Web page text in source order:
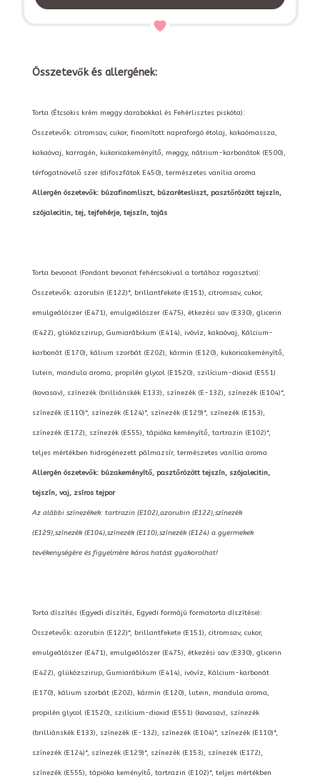
Összetevők és allergének:
Torta (Étcsokis krém meggy darabokkal és Fehérlisztes piskóta):
Összetevők: citromsav, cukor, finomított napraforgó étolaj, kakaómassza,
kakaóvaj, karragén, kukoricakeményítő, meggy, nátrium-karbonátok (E500),
térfogatnövelő szer (difoszfátok E450), természetes vanília aroma
Allergén öszetevők: búzafinomliszt, búzarétesliszt, pasztőrözött tejszín,
szójalecitin, tej, tejfehérje, tejszín, tojás
Torta bevonat (Fondant bevonat fehércsokival a tortához ragasztva):
Összetevők: azorubin (E122)*, brillantfekete (E151), citromsav, cukor,
emulgeálószer (E471), emulgeálószer (E475), étkezési sav (E330), glicerin
(E422), glükózszirup, Gumiarábikum (E414), ivóvíz, kakaóvaj, Kálcium-
karbonát (E170), kálium szorbát (E202), kármin (E120), kukoricakeményítő,
lutein, mandula aroma, propilén glycol (E1520), szilícium-dioxid (E551)
(kovasav), színezék (brilliánskék E133), színezék (E-132), színezék (E104)*,
színezék (E110)*, színezék (E124)*, színezék (E129)*, színezék (E153),
színezék (E172), színezék (E555), tápióka keményítő, tartrazin (E102)*,
teljes mértékben hidrogénezett pálmazsír, természetes vanília aroma
Allergén öszetevők: búzakeményítő, pasztőrözött tejszín, szójalecitin,
tejszín, vaj, zsíros tejpor
Az alábbi színezékek: tartrazin (E102),azorubin (E122),színezék
(E129),színezék (E104),színezék (E110),színezék (E124) a gyermekek
tevékenységére és figyelmére káros hatást gyakorolhat!
Torta díszítés (Egyedi díszítés, Egyedi formájú formatorta díszítése):
Összetevők: azorubin (E122)*, brillantfekete (E151), citromsav, cukor,
emulgeálószer (E471), emulgeálószer (E475), étkezési sav (E330), glicerin
(E422), glükózszirup, Gumiarábikum (E414), ivóvíz, Kálcium-karbonát
(E170), kálium szorbát (E202), kármin (E120), lutein, mandula aroma,
propilén glycol (E1520), szilícium-dioxid (E551) (kovasav), színezék
(brilliánskék E133), színezék (E-132), színezék (E104)*, színezék (E110)*,
színezék (E124)*, színezék (E129)*, színezék (E153), színezék (E172),
színezék (E555), tápióka keményítő, tartrazin (E102)*, teljes mértékben